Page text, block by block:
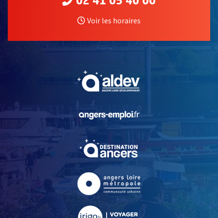
Voir les horaires
, Ouvre une nouvelle
, Ouvre une nouvelle